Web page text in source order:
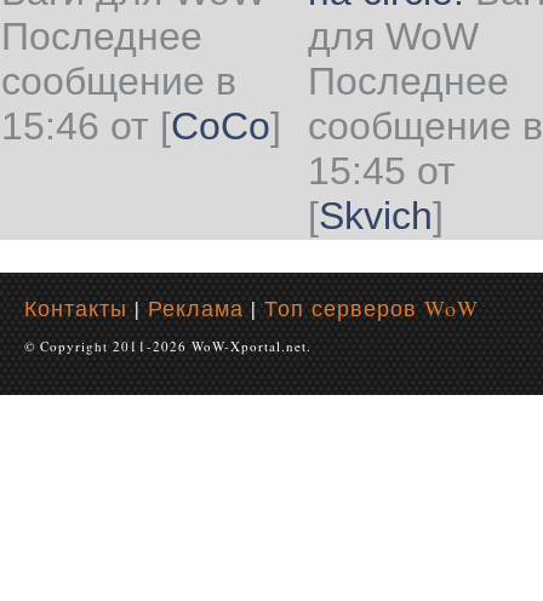
Последнее
сообщение в
15:46 от [CoCo]
для WoW
Последнее
сообщение в
15:45 от
[Skvich]
Контакты | Реклама | Топ серверов WoW
© Copyright 2011-2026 WoW-Xportal.net.